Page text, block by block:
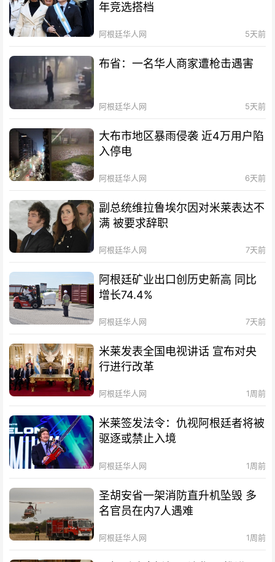
年竞选搭档
阿根廷华人网 5天前
布省：一名华人商家遭枪击遇害
阿根廷华人网 5天前
大布市地区暴雨侵袭 近4万用户陷
入停电
阿根廷华人网 6天前
副总统维拉鲁埃尔因对米莱表达不
满 被要求辞职
阿根廷华人网 7天前
阿根廷矿业出口创历史新高 同比
增长74.4%
阿根廷华人网 7天前
米莱发表全国电视讲话 宣布对央
行进行改革
阿根廷华人网 1周前
米莱签发法令：仇视阿根廷者将被
驱逐或禁止入境
阿根廷华人网 1周前
圣胡安省一架消防直升机坠毁 多
名官员在内7人遇难
阿根廷华人网 1周前